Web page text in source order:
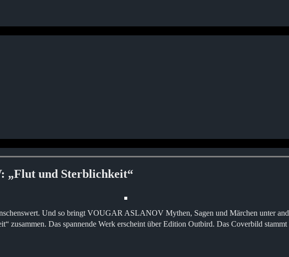
„Flut und Sterblichkeit“
Und so bringt VOUGAR ASLANOV Mythen, Sagen und Märchen unter
zusammen. Das spannende Werk erscheint über Edition Outbird. Das Coverbild